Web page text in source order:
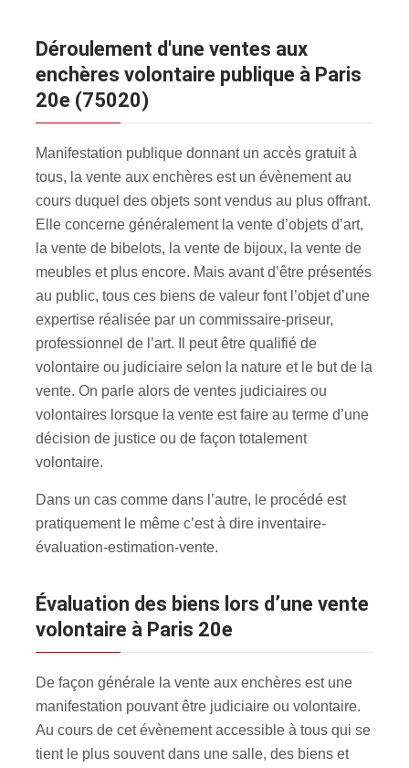
Déroulement d'une ventes aux
enchères volontaire publique à Paris
20e (75020)
Manifestation publique donnant un accès gratuit à
tous, la vente aux enchères est un évènement au
cours duquel des objets sont vendus au plus offrant.
Elle concerne généralement la vente d’objets d’art,
la vente de bibelots, la vente de bijoux, la vente de
meubles et plus encore. Mais avant d’être présentés
au public, tous ces biens de valeur font l’objet d’une
expertise réalisée par un commissaire-priseur,
professionnel de l’art. Il peut être qualifié de
volontaire ou judiciaire selon la nature et le but de la
vente. On parle alors de ventes judiciaires ou
volontaires lorsque la vente est faire au terme d’une
décision de justice ou de façon totalement
volontaire.
Dans un cas comme dans l’autre, le procédé est
pratiquement le même c’est à dire inventaire-
évaluation-estimation-vente.
évaluation des biens lors d’une vente
volontaire à Paris 20e
De façon générale la vente aux enchères est une
manifestation pouvant être judiciaire ou volontaire.
Au cours de cet évènement accessible à tous qui se
tient le plus souvent dans une salle, des biens et